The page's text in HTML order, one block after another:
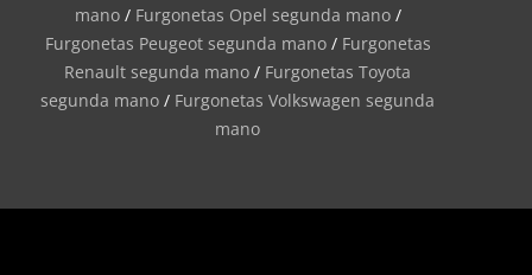
mano/ Furgonetas Opel segunda mano/
Furgonetas Peugeot segunda mano/ Furgonetas
Renault segunda mano / Furgonetas Toyota
segunda mano / Furgonetas Volkswagen segunda
mano